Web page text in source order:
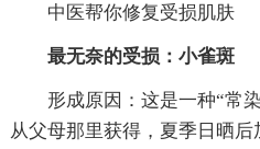
中医帮你修复受损肌肤
最无奈的受损：小雀斑
形成原因：这是一种“常
从父母那里获得，夏季日晒